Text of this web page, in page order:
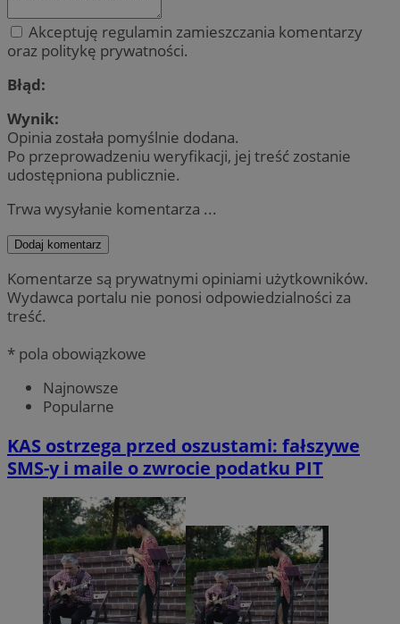
Akceptuję regulamin zamieszczania komentarzy
oraz politykę prywatności.
Błąd:
Wynik:
Opinia została pomyślnie dodana.
Po przeprowadzeniu weryfikacji, jej treść zostanie
udostępniona publicznie.
Trwa wysyłanie komentarza ...
Dodaj komentarz
Komentarze są prywatnymi opiniami użytkowników.
Wydawca portalu nie ponosi odpowiedzialności za
treść.
* pola obowiązkowe
Najnowsze
Popularne
KAS ostrzega przed oszustami: fałszywe
SMS-y i maile o zwrocie podatku PIT